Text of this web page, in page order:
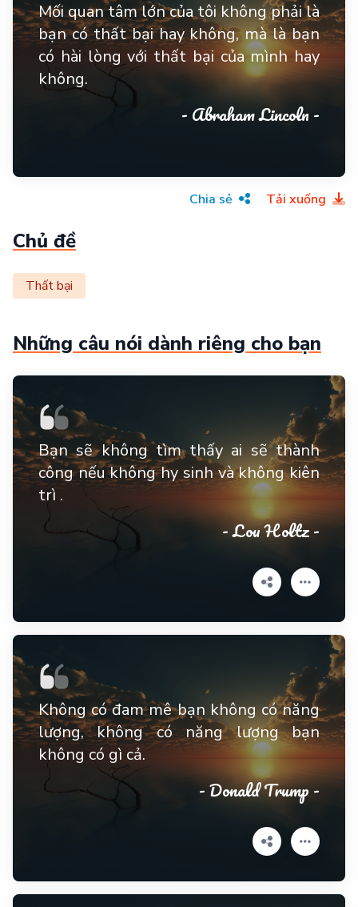
Mối quan tâm lớn của tôi không phải là
bạn có thất bại hay không, mà là bạn
có hài lòng với thất bại của mình hay
không.
- Abraham Lincoln -
Chia sẻ Tải xuống
Chủ đề
Thất bại
Những câu nói dành riêng cho bạn
Bạn sẽ không tìm thấy ai sẽ thành
công nếu không hy sinh và không kiên
trì .
- Lou Holtz -
Không có đam mê bạn không có năng
lượng, không có năng lượng bạn
không có gì cả.
- Donald Trump -